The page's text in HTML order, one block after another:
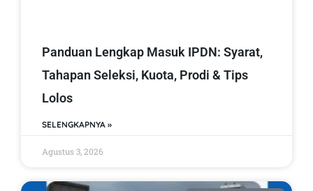
Panduan Lengkap Masuk IPDN: Syarat,
Tahapan Seleksi, Kuota, Prodi & Tips
Lolos
SELENGKAPNYA »
Agustus 3, 2026